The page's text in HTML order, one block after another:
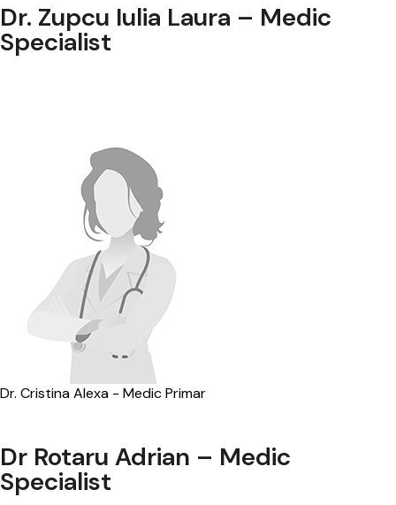
Dr. Zupcu Iulia Laura – Medic
Specialist
Dr. Cristina Alexa - Medic Primar
Dr Rotaru Adrian – Medic
Specialist